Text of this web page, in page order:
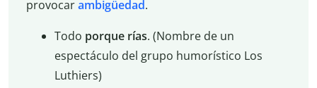
provocarambigüedad.
Todo porque rías. (Nombre de un
espectáculo del grupo humorístico Los
Luthiers)